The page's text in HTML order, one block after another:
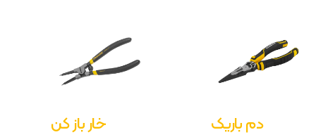
دم باریک خار باز کن